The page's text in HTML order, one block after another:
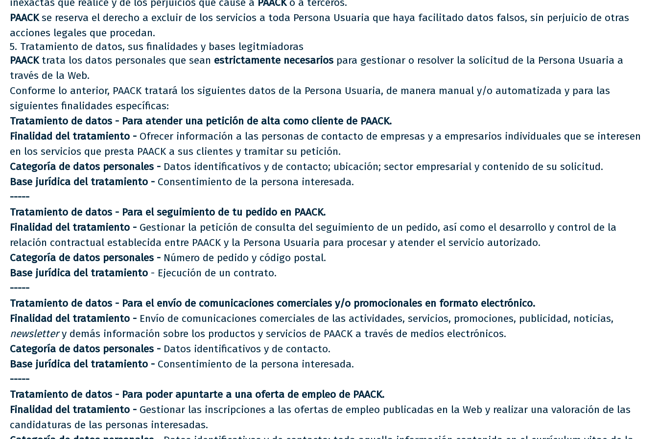
PAACKse reserva el derecho a excluir de los servicios a toda Persona Usuaria que haya facilitado datos falsos, sin perjuicio de otras
acciones legales que procedan.
5. Tratamiento de datos, sus finalidades y bases legitmiadoras
PAACKtrata los datos personales que sean estrictamente necesarios para gestionar o resolver la solicitud de la Persona Usuaria a
través de la Web.
Conforme lo anterior, PAACK tratará los siguientes datos de la Persona Usuaria, de manera manual y/o automatizada y para las
siguientes finalidades específicas:
Tratamiento de datos - Para atender una petición de alta como cliente de PAACK.
Finalidad del tratamiento - Ofrecer información a las personas de contacto de empresas y a empresarios individuales que se interesen
en los servicios que presta PAACK a sus clientes y tramitar su petición.
Categoría de datos personales - Datos identificativos y de contacto; ubicación; sector empresarial y contenido de su solicitud.
Base jurídica del tratamiento - Consentimiento de la persona interesada.
-----
Tratamiento de datos - Para el seguimiento de tu pedido en PAACK.
Finalidad del tratamiento - Gestionar la petición de consulta del seguimiento de un pedido, así como el desarrollo y control de la
relación contractual establecida entre PAACK y la Persona Usuaria para procesar y atender el servicio autorizado.
Categoría de datos personales - Número de pedido y código postal.
Base jurídica del tratamiento - Ejecución de un contrato.
-----
Tratamiento de datos - Para el envío de comunicaciones comerciales y/o promocionales en formato electrónico.
Finalidad del tratamiento - Envío de comunicaciones comerciales de las actividades, servicios, promociones, publicidad, noticias,
newslettery demás información sobre los productos y servicios de PAACK a través de medios electrónicos.
Categoría de datos personales - Datos identificativos y de contacto.
Base jurídica del tratamiento - Consentimiento de la persona interesada.
-----
Tratamiento de datos - Para poder apuntarte a una oferta de empleo de PAACK.
Finalidad del tratamiento - Gestionar las inscripciones a las ofertas de empleo publicadas en la Web y realizar una valoración de las
candidaturas de las personas interesadas.